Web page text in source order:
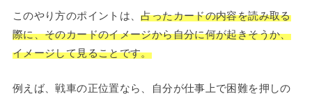
このやり方のポイントは、占ったカードの内容を読み取る
際に、そのカードのイメージから自分に何が起きそうか、
イメージして見ることです。
例えば、戦車の正位置なら、自分が仕事上で困難を押しの